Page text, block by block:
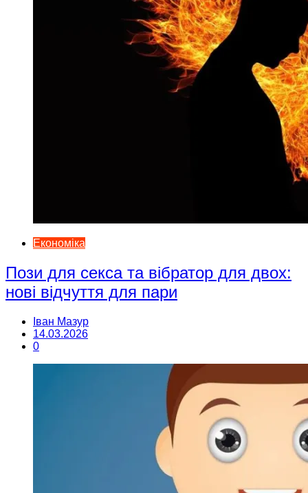
Економіка
Пози для секса та вібратор для двох:
нові відчуття для пари
Іван Мазур
14.03.2026
0